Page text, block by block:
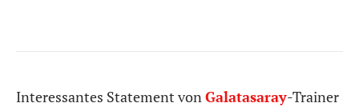
Interessantes Statement von Galatasaray-Trainer